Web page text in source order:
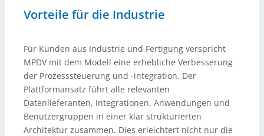
Vorteile für die Industrie
Für Kunden aus Industrie und Fertigung verspricht
MPDV mit dem Modell eine erhebliche Verbesserung
der Prozesssteuerung und -integration. Der
Plattformansatz führt alle relevanten
Datenlieferanten, Integrationen, Anwendungen und
Benutzergruppen in einer klar strukturierten
Architektur zusammen. Dies erleichtert nicht nur die